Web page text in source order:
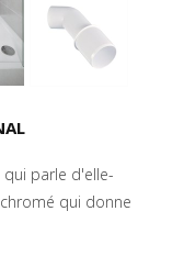
parle d'elle-
qui donne